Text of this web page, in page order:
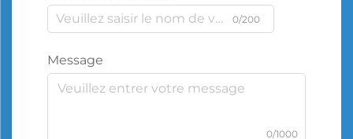
0/200
Message
0/1000